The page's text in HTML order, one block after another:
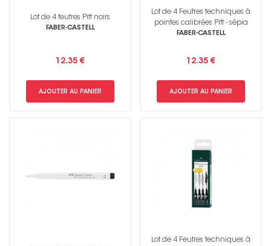
Lot de 4 feutres Pitt noirs
FABER-CASTELL
12.35 €
AJOUTER AU PANIER
Lot de 4 Feutres techniques à
pointes calibrées Pitt - sépia
FABER-CASTELL
12.35 €
AJOUTER AU PANIER
Lot de 4 Feutres techniques à